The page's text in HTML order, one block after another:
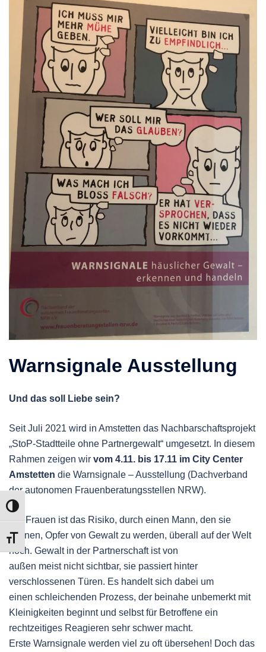
UMSCHALTEN AUF HOHE KONTRASTE
SCHRIFT VERGRÖSSERN
Warnsignale Ausstellung
Und das soll Liebe sein?
Seit Juli 2021 wird in Amstetten das Nachbarschaftsprojekt
„StoP-Stadtteile ohne Partnergewalt“ umgesetzt. In diesem
Rahmen zeigen wir vom 4.11. bis 17.11 im City Center
Amstetten die Warnsignale – Ausstellung (Dachverband
der autonomen Frauenberatungsstellen NRW).
Für Frauen ist das Risiko, durch einen Mann, den sie
kennen, Opfer von Gewalt zu werden, überall auf der Welt
hoch. Gewalt in der Partnerschaft ist von
außen meist nicht sichtbar, sie passiert hinter
verschlossenen Türen. Es handelt sich dabei um
einen schleichenden Prozess, der beinahe unbemerkt mit
Kleinigkeiten beginnt und selbst für Betroffene ein
rechtzeitiges Reagieren sehr schwer macht.
Erste Warnsignale werden viel zu oft übersehen! Doch das